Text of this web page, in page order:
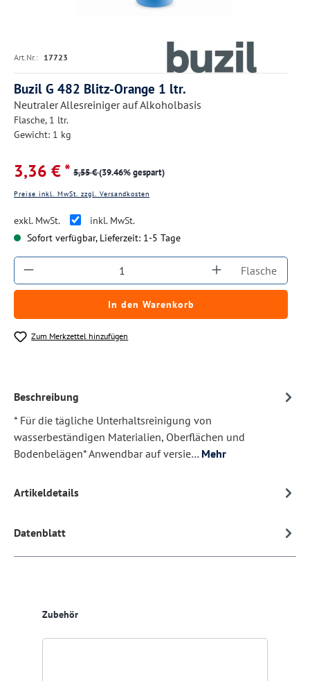
Art.Nr.: 17723
Buzil G 482 Blitz-Orange 1 ltr.
Neutraler Allesreiniger auf Alkoholbasis
Flasche, 1 ltr.
Gewicht: 1 kg
3,36 € * 5,55 €(39.46% gespart)
Preise inkl. MwSt. zzgl. Versandkosten
exkl. MwSt.
inkl. MwSt.
Sofort verfügbar, Lieferzeit: 1-5 Tage
Produkt Anzahl: Gib den gewünschten
Flasche
In den Warenkorb
Zum Merkzettel hinzufügen
Beschreibung
* Für die tägliche Unterhaltsreinigung von
wasserbeständigen Materialien, Oberflächen und
Bodenbelägen* Anwendbar auf versie… Mehr
Artikeldetails
Datenblatt
Produktgalerie überspringen
Zubehör